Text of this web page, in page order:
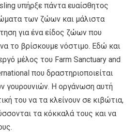
υπήρξε πάντα ευαίσθητος
των ζώων και μάλιστα
για ένα είδος ζώων που
το βρίσκουμε νόστιμο. Εδώ και
μέλος του Farm Sanctuary and
που δραστηριοποιείται
γουρουνιών. Η οργάνωση αυτή
του να τα κλείνουν σε κιβώτια,
τα κόκκαλά τους και να